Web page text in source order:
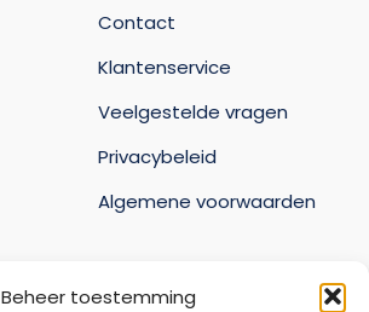
Beheer toestemming
Contact
Klantenservice
Veelgestelde vragen
Privacybeleid
Algemene voorwaarden